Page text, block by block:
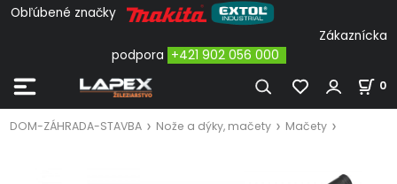
Obľúbené značky
Zákaznícka
podpora +421 902 056 000
0
DOM-ZÁHRADA-STAVBA Nože a dýky, mačety Mačety